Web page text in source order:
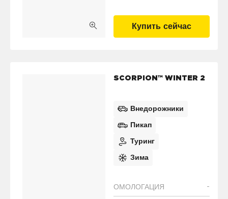
Купить сейчас
SCORPION™ WINTER 2
Внедорожники
Пикап
Туринг
Зима
ОМОЛОГАЦИЯ -